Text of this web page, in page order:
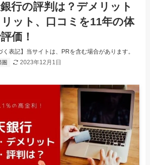
行の評判は？デメリット
ット、口コミを11年の体
価！
く表記】当サイトは、PRを含む場合があります。
圏 2023年12月1日